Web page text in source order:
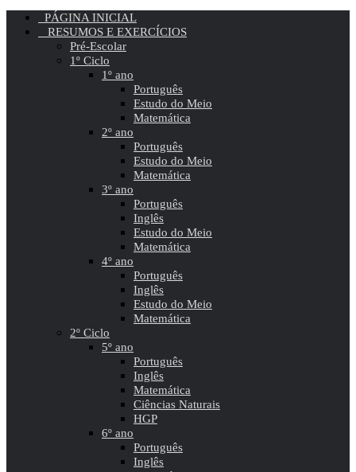
PÁGINA INICIAL
RESUMOS E EXERCÍCIOS
Pré-Escolar
1º Ciclo
1º ano
Português
Estudo do Meio
Matemática
2º ano
Português
Estudo do Meio
Matemática
3º ano
Português
Inglês
Estudo do Meio
Matemática
4º ano
Português
Inglês
Estudo do Meio
Matemática
2º Ciclo
5º ano
Português
Inglês
Matemática
Ciências Naturais
HGP
6º ano
Português
Inglês